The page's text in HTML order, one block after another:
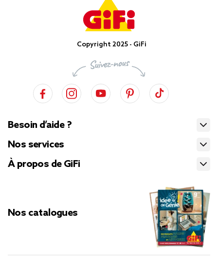
Copyright 2025 - GiFi
Besoin d’aide ?
Nos services
À propos de GiFi
Nos catalogues